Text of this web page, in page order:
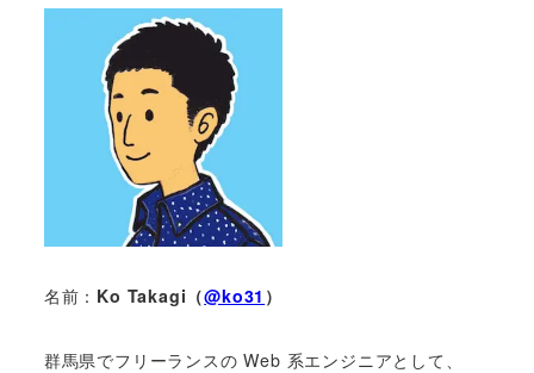
名前： Ko Takagi（@ko31 ）
群馬県でフリーランスの Web 系エンジニアとして、